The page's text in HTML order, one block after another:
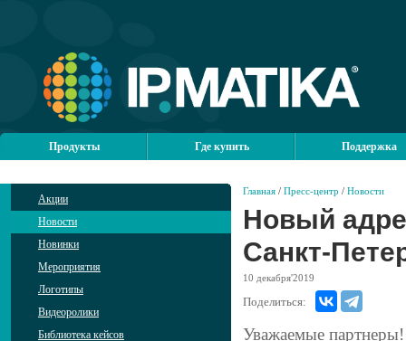
Продукты Где купить Поддержка
Акции
Новости
Новинки
Мероприятия
Логотипы
Видеоролики
Библиотека кейсов
Главная / Пресс-центр / Новости
Новый
Санкт-
10 декабря'2019
Поделиться:
Уважаемые партнеры!